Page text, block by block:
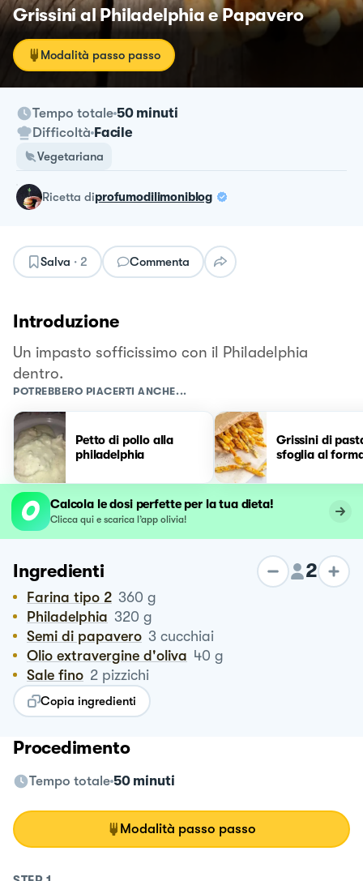
Grissini al Philadelphia e Papavero
Modalità passo passo
Tempo totale 50 minuti
Difficoltà Facile
Vegetariana
ricetta diprofumodilimoniblog
Salva · 2 Commenta
Introduzione
Un impasto sofficissimo con il Philadelphia
dentro.
POTREBBERO PIACERTI ANCHE...
Petto di pollo alla
philadelphia
Grissini di
sfoglia al
Calcola le dosi perfette per la tua dieta!
Clicca qui e scarica l’app olivia!
Ingredienti 2
Farina tipo 2 360 g
Philadelphia 320 g
Semi di papavero 3 cucchiai
Olio extravergine d'oliva 40 g
Sale fino 2 pizzichi
Copia ingredienti
Procedimento
Tempo totale 50 minuti
Modalità passo passo